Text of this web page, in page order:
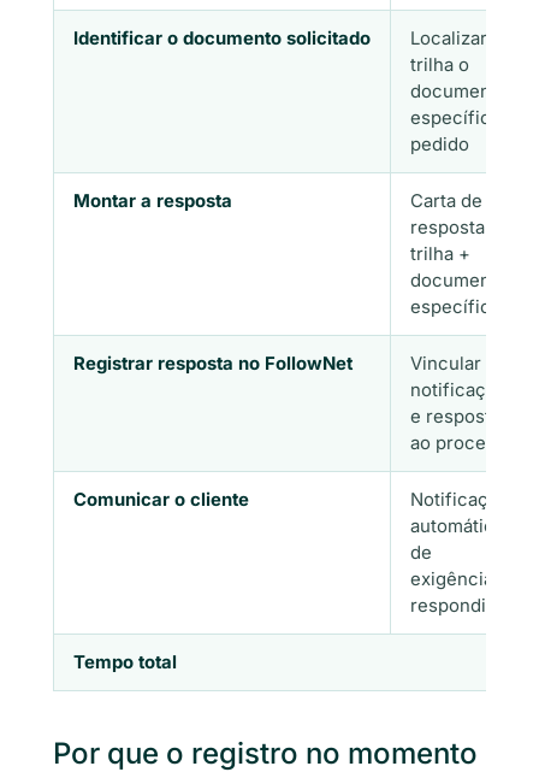
Identificar o documento solicitado
Localizar na
trilha o
documento
específico
pedido
Montar a resposta
Carta de
resposta +
trilha +
documento
específico
Registrar resposta no FollowNet
Vincular
notificação
e resposta
ao processo
Comunicar o cliente
Notificação
automática
de
exigência
respondida
Tempo total
Por que o registro no momento